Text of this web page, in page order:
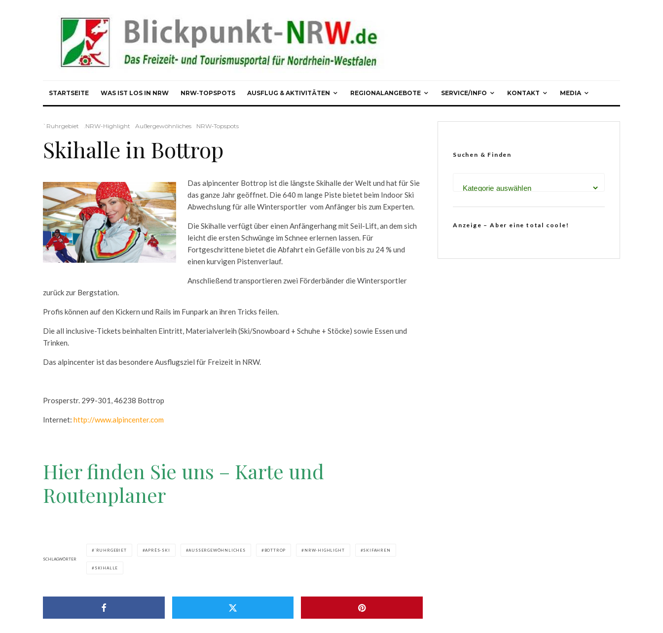
STARTSEITE WAS IST LOS IN NRW NRW‑TOPSPOTS AUSFLUG & AKTIVITÄTEN REGIONALANGEBOTE SERVICE/INFO KONTAKT MEDIA
`Ruhrgebiet .NRW-Highlight Außergewöhnliches NRW‑Topspots
Skihalle in Bottrop
Das alpincenter Bottrop ist die längste Skihalle der Welt und hat für Sie
das ganze Jahr geöffnet. Die 640 m lange Piste bietet beim Indoor Ski
Abwechslung für alle Wintersportler vom Anfänger bis zum Experten.
Die Skihalle verfügt über einen Anfängerhang mit Seil-Lift, an dem sich
leicht die ersten Schwünge im Schnee erlernen lassen. Für
Fortgeschrittene bietet die Abfahrt ein Gefälle von bis zu 24 % und
einen kurvigen Pistenverlauf.
Anschließend transportieren zwei Förderbänder die Wintersportler
zurück zur Bergstation.
Profis können auf den Kickern und Rails im Funpark an ihren Tricks feilen.
Die all inclusive-Tickets beinhalten Eintritt, Materialverleih (Ski/Snowboard + Schuhe + Stöcke) sowie Essen und
Trinken.
Das alpincenter ist das besondere Ausflugsziel für Freizeit in NRW.
Prosperstr. 299-301, 46238 Bottrop
Internet: http://www.alpincenter.com
Hier finden Sie uns – Karte und
Routenplaner
SCHLAGWÖRTER
`RUHRGEBIET APRÈS-SKI AUSSERGEWÖHNLICHES BOTTROP NRW-HIGHLIGHT SKIFAHREN
SKIHALLE
Suchen & Finden
Anzeige – Aber eine total coole!